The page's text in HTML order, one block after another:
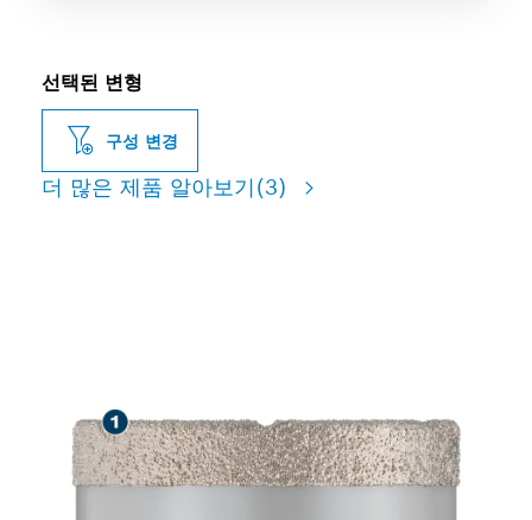
선택된 변형
구성 변경
더 많은 제품 알아보기(3)